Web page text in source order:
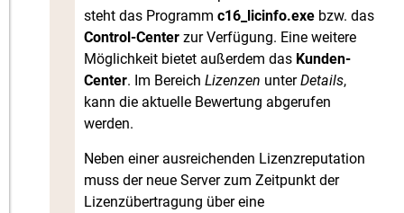
steht das Programmc16_licinfo.exe bzw. das
Control-Center zur Verfügung. Eine weitere
Möglichkeit bietet außerdem das Kunden-
Center. Im BereichLizenzen unterDetails,
kann die aktuelle Bewertung abgerufen
werden.
Neben einer ausreichenden Lizenzreputation
muss der neue Server zum Zeitpunkt der
Lizenzübertragung über eine